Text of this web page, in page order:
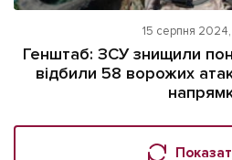
15 серпня
Генштаб: ЗСУ знищили
відбили 58 ворожих